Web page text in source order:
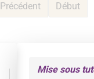
Début
Précédent
Mise sous